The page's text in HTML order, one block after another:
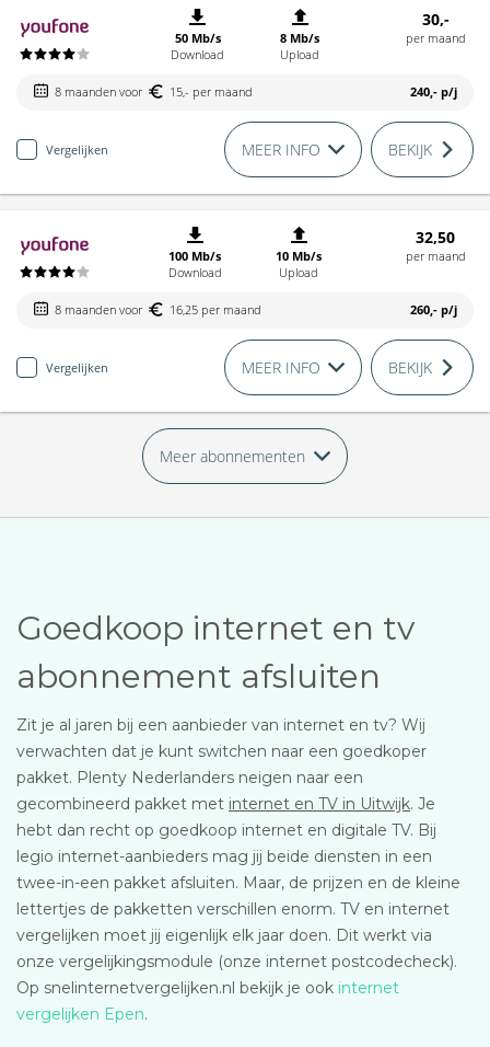
50 Mb/s
Download
8 Mb/s
Upload
30,-
per maand
8 maanden voor 15,- per maand 240,- p/j
Vergelijken MEER INFO BEKIJK
100 Mb/s
Download
10 Mb/s
Upload
32,50
per maand
8 maanden voor 16,25 per maand 260,- p/j
Vergelijken MEER INFO BEKIJK
Meer abonnementen
Goedkoop internet en tv
abonnement afsluiten
Zit je al jaren bij een aanbieder van internet en tv? Wij
verwachten dat je kunt switchen naar een goedkoper
pakket. Plenty Nederlanders neigen naar een
gecombineerd pakket met internet en TV in Uitwijk. Je
hebt dan recht op goedkoop internet en digitale TV. Bij
legio internet-aanbieders mag jij beide diensten in een
twee-in-een pakket afsluiten. Maar, de prijzen en de kleine
lettertjes de pakketten verschillen enorm. TV en internet
vergelijken moet jij eigenlijk elk jaar doen. Dit werkt via
onze vergelijkingsmodule (onze internet postcodecheck).
Op snelinternetvergelijken.nl bekijk je ook internet
vergelijken Epen.